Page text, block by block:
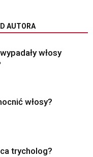
AUTORA
włosy
włosy?
trycholog?